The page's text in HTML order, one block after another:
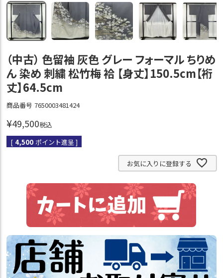
（中古） 色留袖 灰色 グレー フォーマル ちりめ
ん 染め 刺繍 松竹梅 袷 【身丈】150.5cm【裄
丈】64.5cm
商品番号 7650003481424
¥49,500税込
[ 4,500 ポイント進呈 ]
お気に入りに登録する